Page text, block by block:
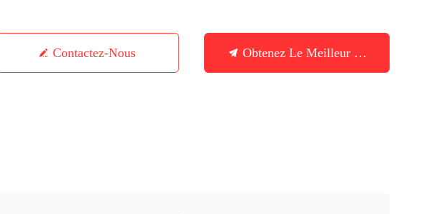
Contactez-Nous Obtenez Le Meilleur Prix